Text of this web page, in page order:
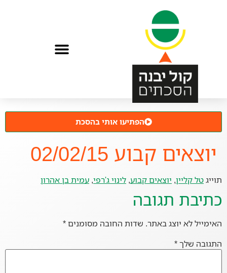
הפתיעו אותי בהסכת
יוצאים קבוע 02/02/15
תוייגטל קליין, יוצאים קבוע, לינוי ג'רפי, עמית בן אהרון
כתיבת תגובה
האימייל לא יוצג באתר. שדות החובה מסומנים*
התגובה שלך*